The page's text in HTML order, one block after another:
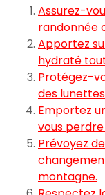
Assurez-
randonnée
Apportez
hydraté
Protégez-
des
Emportez
vous
Prévoyez
montagne.